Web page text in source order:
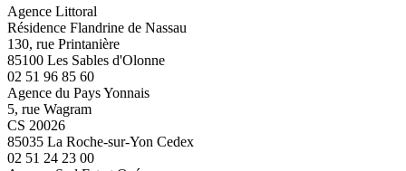
Agence Littoral
Résidence Flandrine de Nassau
130, rue Printanière
85100 Les Sables d'Olonne
02 51 96 85 60
Agence du Pays Yonnais
5, rue Wagram
CS 20026
85035 La Roche-sur-Yon Cedex
02 51 24 23 00